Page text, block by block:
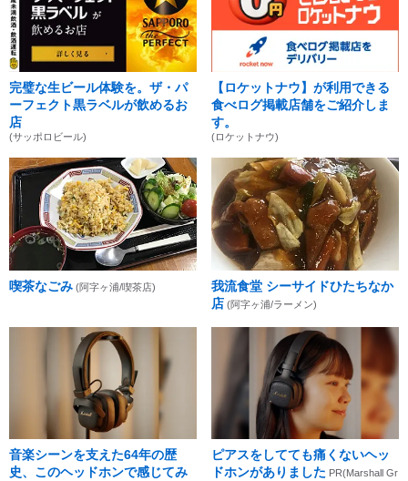
完璧な生ビール体験を。ザ・パ
ーフェクト黒ラベルが飲めるお
店
(サッポロビール)
【ロケットナウ】が利用できる
食べログ掲載店舗をご紹介しま
す。
(ロケットナウ)
喫茶なごみ (阿字ヶ浦/喫茶店)
我流食堂 シーサイドひたちなか
店 (阿字ヶ浦/ラーメン)
音楽シーンを支えた64年の歴
史、このヘッドホンで感じてみ
ピアスをしてても痛くないヘッ
ドホンがありました PR(Marshall Gr